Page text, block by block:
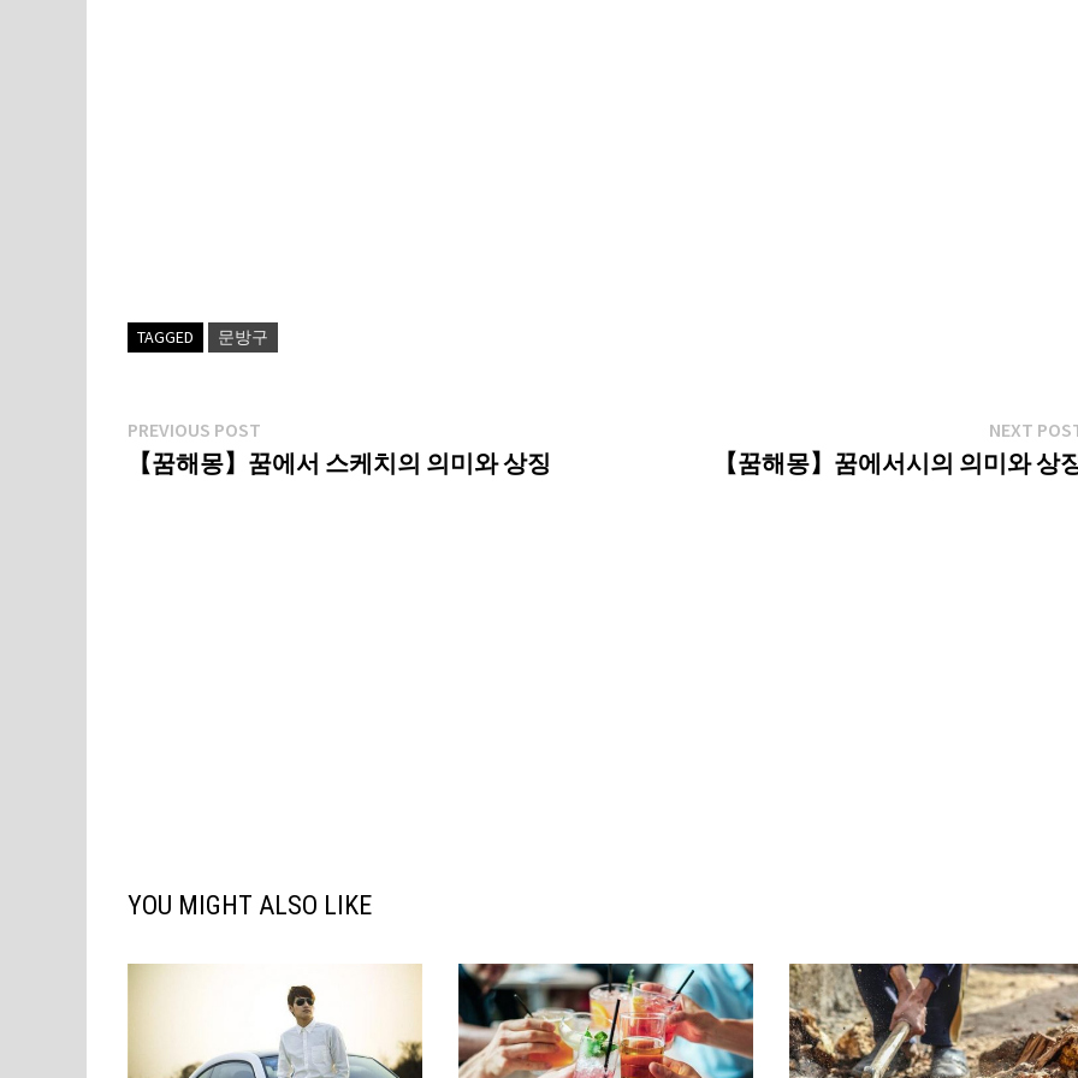
TAGGED 문방구
글
탐
PREVIOUS POST
post:
【꿈해몽】꿈에서 스케치의 의미와 상징
NEXT
【꿈해몽】꿈에서시의 의미와 상
YOU MIGHT ALSO LIKE